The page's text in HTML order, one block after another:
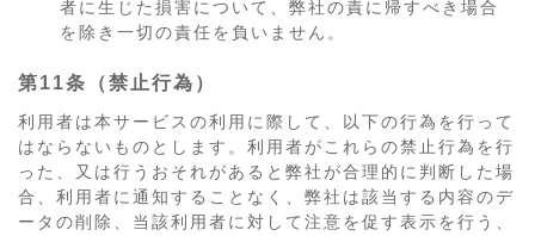
者に生じた損害について、弊社の責に帰すべき場合
を除き一切の責任を負いません。
第11条（禁止行為）
利用者は本サービスの利用に際して、以下の行為を行って
はならないものとします。利用者がこれらの禁止行為を行
った、又は行うおそれがあると弊社が合理的に判断した場
合、利用者に通知することなく、弊社は該当する内容のデ
ータの削除、当該利用者に対して注意を促す表示を行う、